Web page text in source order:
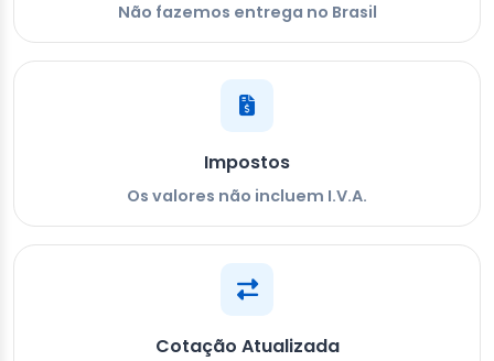
Não fazemos entrega no Brasil
Impostos
Os valores não incluem I.V.A.
Cotação Atualizada